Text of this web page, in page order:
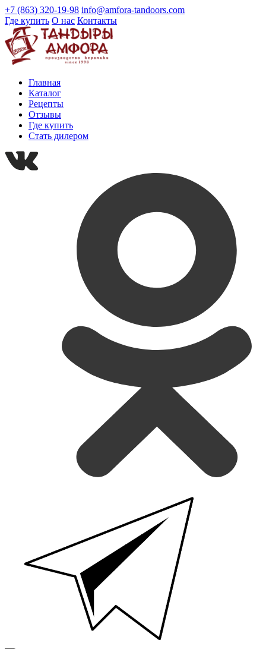
+7 (863) 320-19-98 info@amfora-tandoors.com
Где купить О нас Контакты
Главная
Каталог
Рецепты
Отзывы
Где купить
Стать дилером